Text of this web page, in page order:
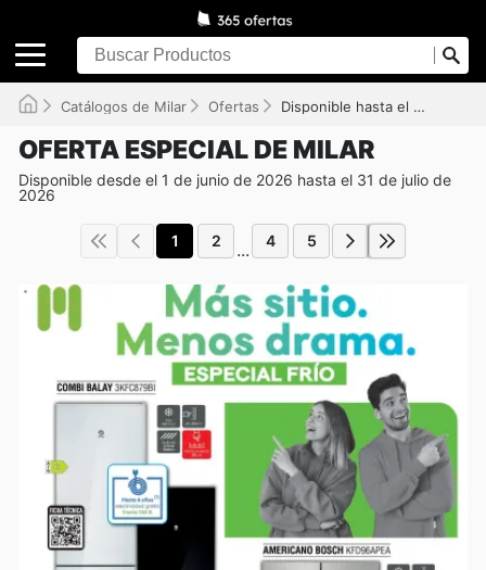
Catálogos de Milar Ofertas Disponible hasta el 31/07/2026
OFERTA ESPECIAL DE MILAR
Disponible desde el 1 de junio de 2026 hasta el 31 de julio de
2026
1 2 ... 4 5